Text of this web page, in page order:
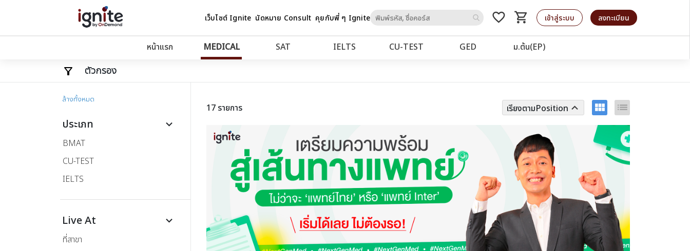
เว็บไซต์ Ignite นัดหมาย Consult คุยกับพี่ ๆ Igniteto
favorite_border shopping_cart
รถเข็น เข้าสู่ระบบ ลงทะเบียน
หน้าแรก MEDICAL SAT IELTS CU‑TEST GED ม.ต้น(EP)
ตัวกรอง
ล้างทั้งหมด
ประเภท keyboard_arrow_down
BMAT
CU-TEST
IELTS
Live At keyboard_arrow_down
ที่สาขา
17 รายการ เรียงตามPosition keyboard_arrow_up view_module list